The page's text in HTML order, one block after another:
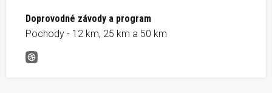
Doprovodné závody a program
Pochody - 12 km, 25 km a 50 km
Běh J.A.Komenského